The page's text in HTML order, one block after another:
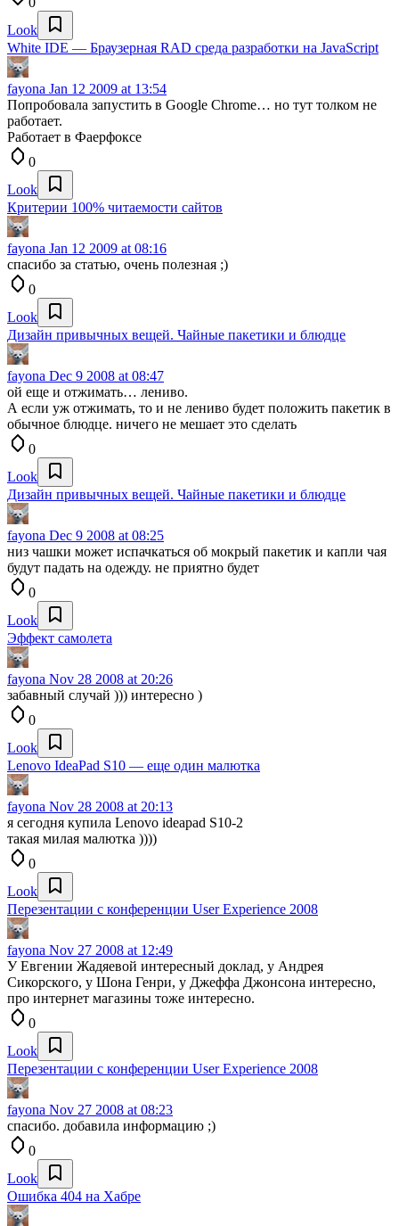
Look
White IDE — Браузерная RAD среда разработки на JavaScript
fayona Jan 12 2009 at 13:54
Попробовала запустить в Google Chrome… но тут толком не
работает.
Работает в Фаерфоксе
0
Look
Критерии 100% читаемости сайтов
fayona Jan 12 2009 at 08:16
спасибо за статью, очень полезная ;)
0
Look
Дизайн привычных вещей. Чайные пакетики и блюдце
fayona Dec 9 2008 at 08:47
ой еще и отжимать… лениво.
А если уж отжимать, то и не лениво будет положить пакетик в
обычное блюдце. ничего не мешает это сделать
0
Look
Дизайн привычных вещей. Чайные пакетики и блюдце
fayona Dec 9 2008 at 08:25
низ чашки может испачкаться об мокрый пакетик и капли чая
будут падать на одежду. не приятно будет
0
Look
Эффект самолета
fayona Nov 28 2008 at 20:26
забавный случай ))) интересно )
0
Look
Lenovo IdeaPad S10 — еще один малютка
fayona Nov 28 2008 at 20:13
я сегодня купила Lenovo ideapad S10-2
такая милая малютка ))))
0
Look
Перезентации с конференции User Experience 2008
fayona Nov 27 2008 at 12:49
У Евгении Жадяевой интересный доклад, у Андрея
Сикорского, у Шона Генри, у Джеффа Джонсона интересно,
про интернет магазины тоже интересно.
0
Look
Перезентации с конференции User Experience 2008
fayona Nov 27 2008 at 08:23
спасибо. добавила информацию ;)
0
Look
Ошибка 404 на Хабре